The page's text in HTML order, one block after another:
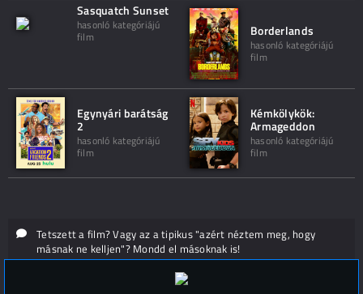
Sasquatch Sunset
hasonló kategóriájú
film Borderlands
hasonló kategóriájú
film
Egynyári barátság
2
hasonló kategóriájú
film
Kémkölykök:
Armageddon
hasonló kategóriájú
film
Tetszett a film? Vagy az a tipikus "azért néztem meg, hogy
másnak ne kelljen"? Mondd el másoknak is!
Hozzászólások (